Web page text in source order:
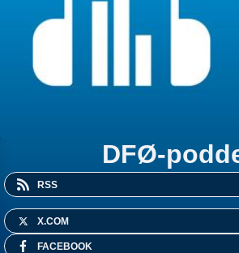
DFØ-
RSS
X.COM
FACEBOOK